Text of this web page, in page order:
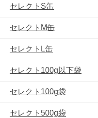
セレクトS缶
セレクトM缶
セレクトL缶
セレクト100g以下袋
セレクト100g袋
セレクト500g袋